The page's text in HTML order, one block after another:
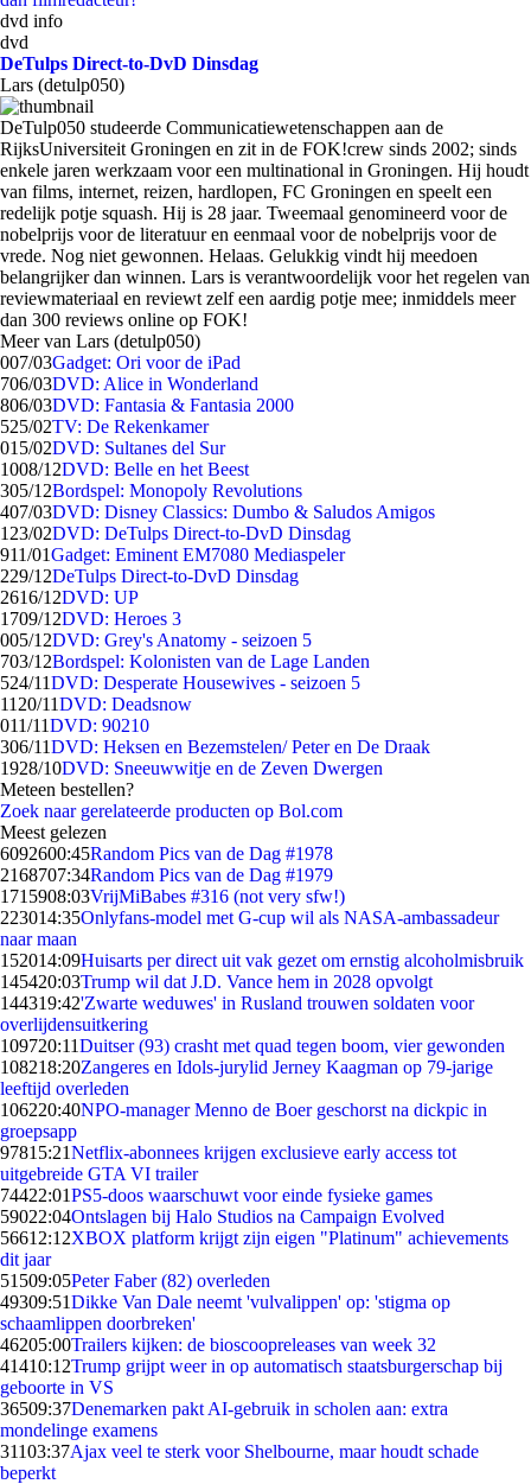
dvd info
dvd
DeTulps Direct-to-DvD Dinsdag
Lars (detulp050)
DeTulp050 studeerde Communicatiewetenschappen aan de
RijksUniversiteit Groningen en zit in de FOK!crew sinds 2002; sinds
enkele jaren werkzaam voor een multinational in Groningen. Hij houdt
van films, internet, reizen, hardlopen, FC Groningen en speelt een
redelijk potje squash. Hij is 28 jaar. Tweemaal genomineerd voor de
nobelprijs voor de literatuur en eenmaal voor de nobelprijs voor de
vrede. Nog niet gewonnen. Helaas. Gelukkig vindt hij meedoen
belangrijker dan winnen. Lars is verantwoordelijk voor het regelen van
reviewmateriaal en reviewt zelf een aardig potje mee; inmiddels meer
dan 300 reviews online op FOK!
Meer van Lars (detulp050)
007/03Gadget: Ori voor de iPad
706/03DVD: Alice in Wonderland
806/03DVD: Fantasia & Fantasia 2000
525/02TV: De Rekenkamer
015/02DVD: Sultanes del Sur
1008/12DVD: Belle en het Beest
305/12Bordspel: Monopoly Revolutions
407/03DVD: Disney Classics: Dumbo & Saludos Amigos
1 23/02DVD: DeTulps Direct-to-DvD Dinsdag
911/01Gadget: Eminent EM7080 Mediaspeler
229/12DeTulps Direct-to-DvD Dinsdag
2616/12DVD: UP
1709/12DVD: Heroes 3
005/12DVD: Grey's Anatomy - seizoen 5
703/12Bordspel: Kolonisten van de Lage Landen
524/11DVD: Desperate Housewives - seizoen 5
11 20/11DVD: Deadsnow
011/11DVD: 90210
306/11DVD: Heksen en Bezemstelen/ Peter en De Draak
1928/10DVD: Sneeuwwitje en de Zeven Dwergen
Meteen bestellen?
Zoek naar gerelateerde producten op Bol.com
Meest gelezen
6092600:45Random Pics van de Dag #1978
2168707:34Random Pics van de Dag #1979
1715908:03VrijMiBabes #316 (not very sfw!)
223014:35Onlyfans-model met G-cup wil als NASA-ambassadeur
naar maan
152014:09Huisarts per direct uit vak gezet om ernstig alcoholmisbruik
145420:03Trump wil dat J.D. Vance hem in 2028 opvolgt
144319:42'Zwarte weduwes' in Rusland trouwen soldaten voor
overlijdensuitkering
109720:11Duitser (93) crasht met quad tegen boom, vier gewonden
108218:20Zangeres en Idols-jurylid Jerney Kaagman op 79-jarige
leeftijd overleden
106220:40NPO-manager Menno de Boer geschorst na dickpic in
groepsapp
97815:21Netflix-abonnees krijgen exclusieve early access tot
uitgebreide GTA VI trailer
74422:01PS5-doos waarschuwt voor einde fysieke games
59022:04Ontslagen bij Halo Studios na Campaign Evolved
56612:12XBOX platform krijgt zijn eigen "Platinum" achievements
dit jaar
51509:05Peter Faber (82) overleden
49309:51Dikke Van Dale neemt 'vulvalippen' op: 'stigma op
schaamlippen doorbreken'
46205:00Trailers kijken: de bioscoopreleases van week 32
41410:12Trump grijpt weer in op automatisch staatsburgerschap bij
geboorte in VS
36509:37Denemarken pakt AI-gebruik in scholen aan: extra
mondelinge examens
31103:37Ajax veel te sterk voor Shelbourne, maar houdt schade
beperkt